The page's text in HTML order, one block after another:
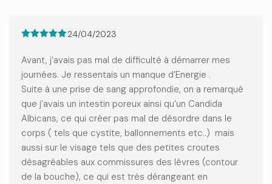
24/04/2023
Avant, j’avais pas mal de difficulté à démarrer mes
journées. Je ressentais un manque d’Energie .
Suite à une prise de sang approfondie, on a remarqué
que j’avais un intestin poreux ainsi qu’un Candida
Albicans, ce qui créer pas mal de désordre dans le
corps ( tels que cystite, ballonnements etc..) mais
aussi sur le visage tels que des petites croutes
désagréables aux commissures des lèvres (contour
de la bouche), ce qui est très dérangeant en